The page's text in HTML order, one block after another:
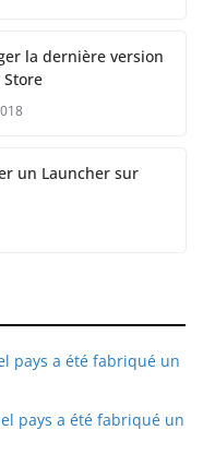
la dernière version
Store
un Launcher sur
pays a été fabriqué un
pays a été fabriqué un